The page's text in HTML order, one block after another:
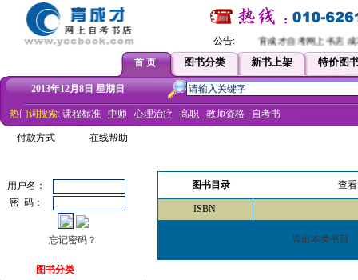
公告:
育成才自考网上书店 成
首 页
图书分类 新书上架 特价图
2013年12月8日 星期日
热门词搜索: 课程标准 中师 心理治疗 高职 教师资格 自考书
付款方式 在线帮助
用户名：
密 码：
忘记密码？
图书分类
图书目录 查
ISBN
导出本类书目